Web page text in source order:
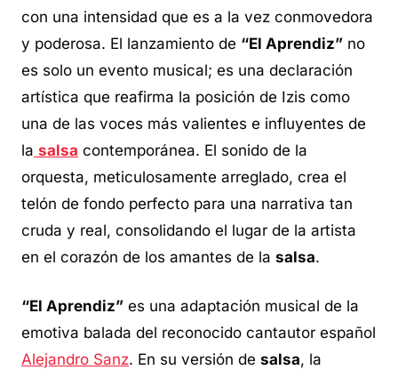
con una intensidad que es a la vez conmovedora
y poderosa. El lanzamiento de “El Aprendiz” no
es solo un evento musical; es una declaración
artística que reafirma la posición de Izis como
una de las voces más valientes e influyentes de
la salsa contemporánea. El sonido de la
orquesta, meticulosamente arreglado, crea el
telón de fondo perfecto para una narrativa tan
cruda y real, consolidando el lugar de la artista
en el corazón de los amantes de la salsa.
“El Aprendiz” es una adaptación musical de la
emotiva balada del reconocido cantautor español
Alejandro Sanz. En su versión de salsa, la